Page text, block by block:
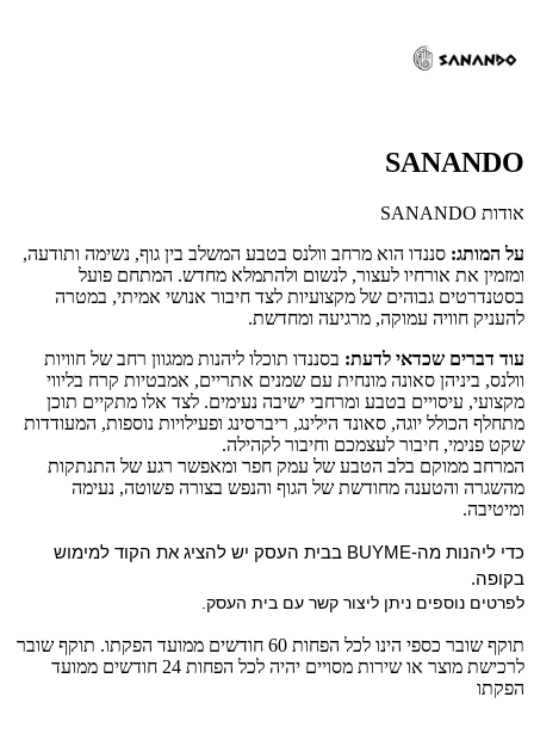
SANANDO
אודות SANANDO
על המותג: סננדו הוא מרחב וולנס בטבע המשלב בין גוף, נשימה ותודעה,
ומזמין את אורחיו לעצור, לנשום ולהתמלא מחדש. המתחם פועל
בסטנדרטים גבוהים של מקצועיות לצד חיבור אנושי אמיתי, במטרה
להעניק חוויה עמוקה, מרגיעה ומחדשת.
עוד דברים שכדאי לדעת: בסננדו תוכלו ליהנות ממגוון רחב של חוויות
וולנס, ביניהן סאונה מונחית עם שמנים אתריים, אמבטיות קרח בליווי
מקצועי, עיסויים בטבע ומרחבי ישיבה נעימים. לצד אלו מתקיים תוכן
מתחלף הכולל יוגה, סאונד הילינג, ריברסינג ופעילויות נוספות, המעודדות
שקט פנימי, חיבור לעצמכם וחיבור לקהילה.
המרחב ממוקם בלב הטבע של עמק חפר ומאפשר רגע של התנתקות
מהשגרה והטענה מחודשת של הגוף והנפש בצורה פשוטה, נעימה
ומיטיבה.
בקופה.
לפרטים נוספים ניתן ליצור קשר עם בית העסק.
תוקף שובר כספי הינו לכל הפחות 60 חודשים ממועד הפקתו. תוקף שובר
לרכישת מוצר או שירות מסויים יהיה לכל הפחות 24 חודשים ממועד
הפקתו